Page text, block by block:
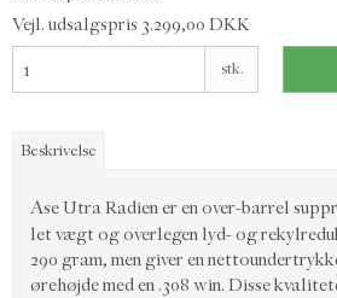
Vejl. udsalgspris 3.299,00 DKK
stk.
Beskrivelse
Ase Utra Radien er en over-barrel
let vægt og overlegen lyd- og
290 gram, men giver en
ørehøjde med en .308 win. Disse